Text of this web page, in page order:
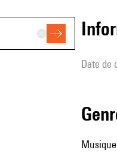
date